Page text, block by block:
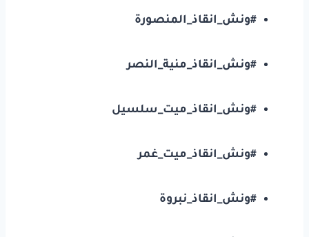
#ونش_انقاذ_المنصورة
#ونش_انقاذ_منية_النصر
#ونش_انقاذ_ميت_سلسيل
#ونش_انقاذ_ميت_غمر
#ونش_انقاذ_نبروة